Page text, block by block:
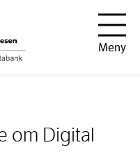
Meny
om Digital